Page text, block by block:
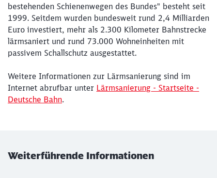
bestehenden Schienenwegen des Bundes" besteht seit
1999. Seitdem wurden bundesweit rund 2,4 Milliarden
Euro investiert, mehr als 2.300 Kilometer Bahnstrecke
lärmsaniert und rund 73.000 Wohneinheiten mit
passivem Schallschutz ausgestattet.
Weitere Informationen zur Lärmsanierung sind im
Internet abrufbar unter Lärmsanierung - Startseite -
Deutsche Bahn.
Weiterführende Informationen